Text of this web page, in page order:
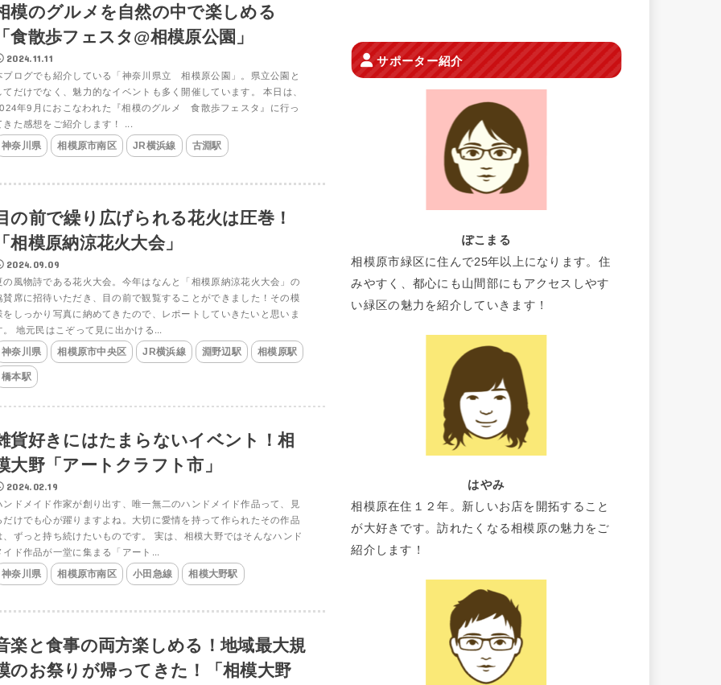
模のグルメを自然の中で楽しめる
食散歩フェスタ@相模原公園」
2024.11.11
ブログでも紹介している「神奈川県立 相模原公園」。県立公園と
てだけでなく、魅力的なイベントも多く開催しています。 本日は、
年9月におこなわれた『相模のグルメ 食散歩フェスタ』に行っ
きた感想をご紹介します！ ...
神奈川県 相模原市南区 JR横浜線 古淵駅
の前で繰り広げられる花火は圧巻！
相模原納涼花火大会」
2024.09.09
の風物詩である花火大会。今年はなんと「相模原納涼花火大会」の
賛席に招待いただき、目の前で観覧することができました！その模
をしっかり写真に納めてきたので、レポートしていきたいと思いま
。 地元民はこぞって見に出かける...
神奈川県 相模原市中央区 JR横浜線 淵野辺駅 相模原駅
橋本駅
貨好きにはたまらないイベント！相
大野「アートクラフト市」
2024.02.19
ンドメイド作家が創り出す、唯一無二のハンドメイド作品って、見
だけでも心が躍りますよね。大切に愛情を持って作られたその作品
、ずっと持ち続けたいものです。 実は、相模大野ではそんなハンド
イド作品が一堂に集まる「アート...
神奈川県 相模原市南区 小田急線 相模大野駅
楽と食事の両方楽しめる！地域最大規
のお祭りが帰ってきた！「相模大野
サポーター紹介
ぽこまる
相模原市緑区に住んで25年以上になります。住
みやすく、都心にも山間部にもアクセスしやす
い緑区の魅力を紹介していきます！
はやみ
相模原在住１２年。新しいお店を開拓すること
が大好きです。訪れたくなる相模原の魅力をご
紹介します！